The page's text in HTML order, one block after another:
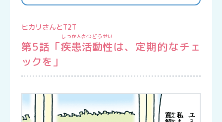
ヒカリさんとT2T
第5話「疾患活動性
しっかんかつどうせい
は、定期的なチェ
ックを」